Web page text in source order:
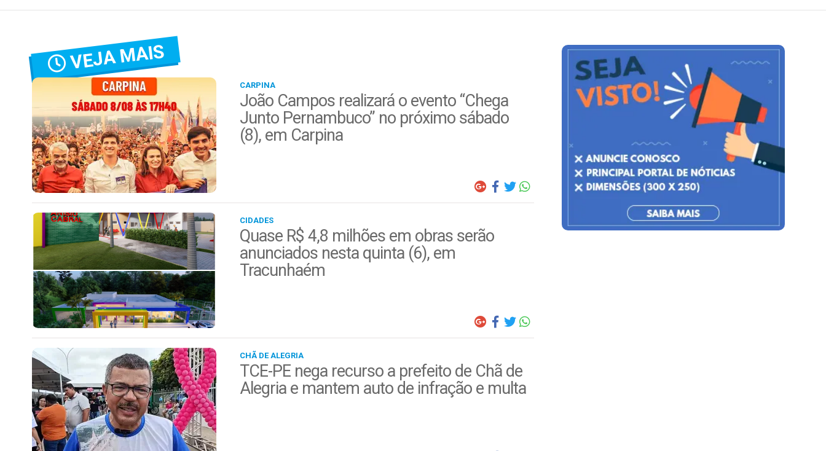
VEJA MAIS
CARPINA
João Campos realizará o evento “Chega
Junto Pernambuco” no próximo sábado
(8), em Carpina
CIDADES
Quase R$ 4,8 milhões em obras serão
anunciados nesta quinta (6), em
Tracunhaém
CHÃ DE ALEGRIA
TCE-PE nega recurso a prefeito de Chã de
Alegria e mantem auto de infração e multa